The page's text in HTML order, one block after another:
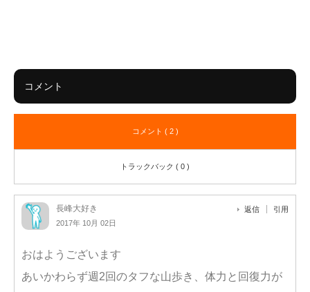
コメント
コメント ( 2 )
トラックバック ( 0 )
長峰大好き
2017年 10月 02日
返信 引用
おはようございます
あいかわらず週2回のタフな山歩き、体力と回復力が